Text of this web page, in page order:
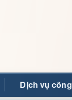
Dịch vụ công